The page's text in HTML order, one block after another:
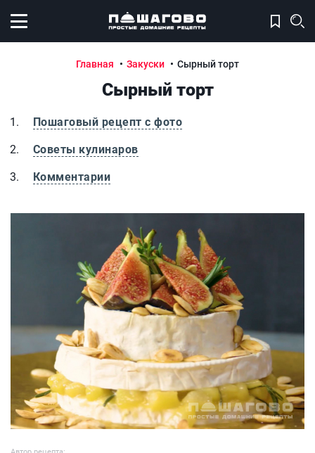
Открыть меню
Главная Закуски Сырный торт
Сырный торт
Пошаговый рецепт с фото
Советы кулинаров
Комментарии